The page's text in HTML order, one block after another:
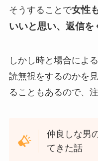
そうすることで女性
いいと思い、返信を
しかし時と場合によ
読無視をするのかを
ることもあるので、
仲良しな男
てきた話